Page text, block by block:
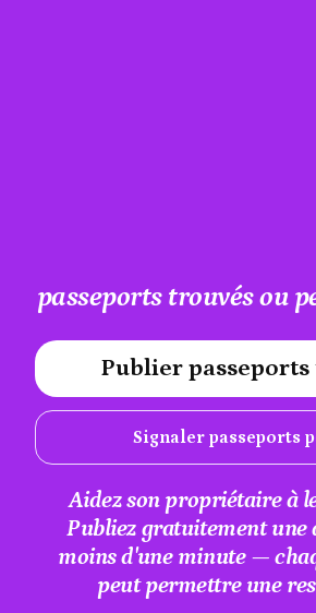
passeports trouvés ou
Publier
Signaler passeports
Aidez son propriétaire à
Publiez gratuitement une
moins d'une minute —
peut permettre une